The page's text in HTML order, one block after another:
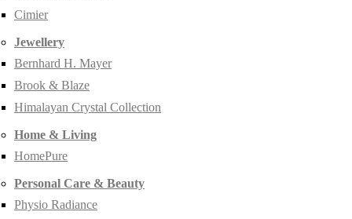
Cimier
Jewellery
Bernhard H. Mayer
Brook & Blaze
Himalayan Crystal Collection
Home & Living
HomePure
Personal Care & Beauty
Physio Radiance